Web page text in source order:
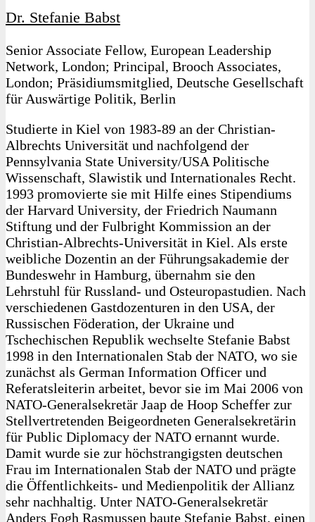
Dr. Stefanie Babst
Senior Associate Fellow, European Leadership
Network, London; Principal, Brooch Associates,
London; Präsidiumsmitglied, Deutsche Gesellschaft
für Auswärtige Politik, Berlin
Studierte in Kiel von 1983-89 an der Christian-
Albrechts Universität und nachfolgend der
Pennsylvania State University/USA Politische
Wissenschaft, Slawistik und Internationales Recht.
1993 promovierte sie mit Hilfe eines Stipendiums
der Harvard University, der Friedrich Naumann
Stiftung und der Fulbright Kommission an der
Christian-Albrechts-Universität in Kiel. Als erste
weibliche Dozentin an der Führungsakademie der
Bundeswehr in Hamburg, übernahm sie den
Lehrstuhl für Russland- und Osteuropastudien. Nach
verschiedenen Gastdozenturen in den USA, der
Russischen Föderation, der Ukraine und
Tschechischen Republik wechselte Stefanie Babst
1998 in den Internationalen Stab der NATO, wo sie
zunächst als German Information Officer und
Referatsleiterin arbeitet, bevor sie im Mai 2006 von
NATO-Generalsekretär Jaap de Hoop Scheffer zur
Stellvertretenden Beigeordneten Generalsekretärin
für Public Diplomacy der NATO ernannt wurde.
Damit wurde sie zur höchstrangigsten deutschen
Frau im Internationalen Stab der NATO und prägte
die Öffentlichkeits- und Medienpolitik der Allianz
sehr nachhaltig. Unter NATO-Generalsekretär
Anders Fogh Rasmussen baute Stefanie Babst, einen